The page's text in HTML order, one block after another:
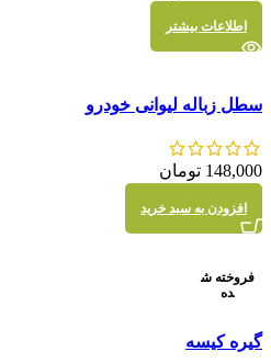
اطلاعات بیشتر
نمایش سریع
سطل زباله لیوانی خودرو
148,000 تومان
افزودن به سبد خرید
فروخته ش
ده
نمایش سریع
گیره کیسه